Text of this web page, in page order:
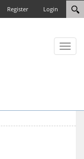
Login
Register
Toggle